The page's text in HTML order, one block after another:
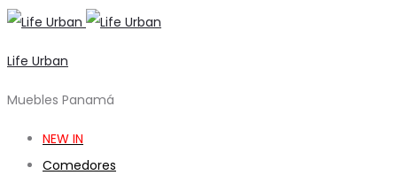
Life Urban
Muebles Panamá
NEW IN
Comedores